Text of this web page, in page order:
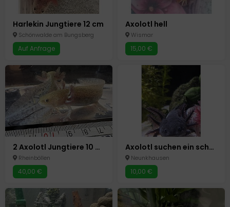
Harlekin Jungtiere 12 cm
Schönwalde am Bungsberg
Auf Anfrage
Axolotl hell
Wismar
15,00 €
2 Axolotl Jungtiere 10 Monate
Rheinböllen
40,00 €
Axolotl suchen ein schönes Zuhause
Neunkhausen
10,00 €